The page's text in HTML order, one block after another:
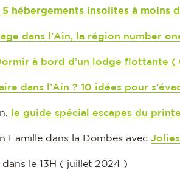
5 hébergements insolites à moins
dans l’Ain, la région number
à bord d’un lodge flottante
dans l’Ain ? 10 idées pour
le guide spécial escapes du
Famille dans la Dombes avec
dans le 13H ( juillet 2024 )